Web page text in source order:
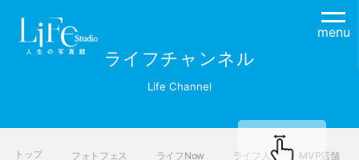
menu
ライフチャンネル
Life Channel
トップ フォトフェス ライフNow ライフ人 MVP店舗